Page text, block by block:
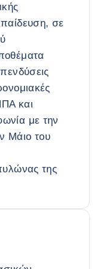
σε
και
με την
Μάιο του
της